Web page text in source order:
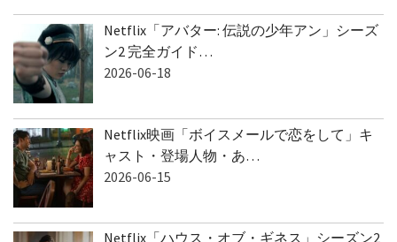
Netflix「アバター: 伝説の少年アン」シーズ
ン2 完全ガイド…
Netflix映画「ボイスメールで恋をして」キ
ャスト・登場人物・あ…